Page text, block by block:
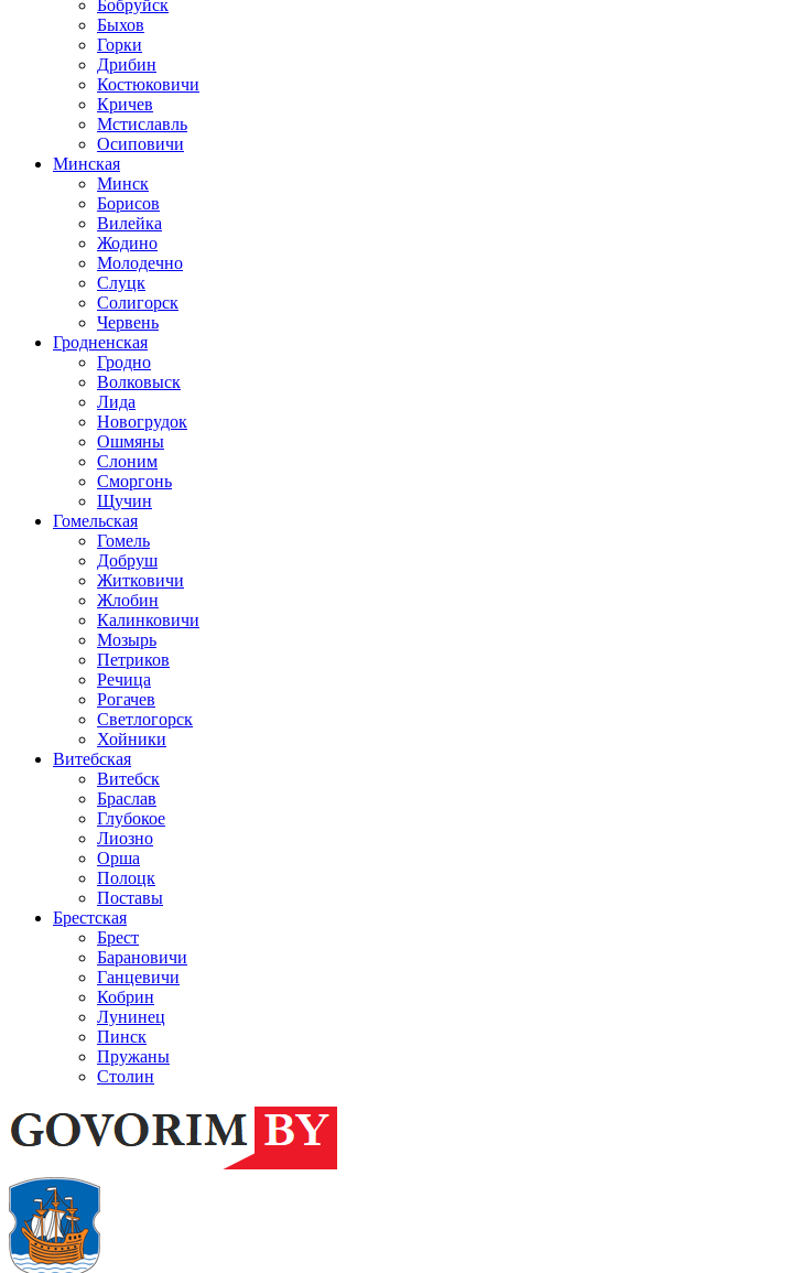
Бобруйск
Быхов
Горки
Дрибин
Костюковичи
Кричев
Мстиславль
Осиповичи
Минская
Минск
Борисов
Вилейка
Жодино
Молодечно
Слуцк
Солигорск
Червень
Гродненская
Гродно
Волковыск
Лида
Новогрудок
Ошмяны
Слоним
Сморгонь
Щучин
Гомельская
Гомель
Добруш
Житковичи
Жлобин
Калинковичи
Мозырь
Петриков
Речица
Рогачев
Светлогорск
Хойники
Витебская
Витебск
Браслав
Глубокое
Лиозно
Орша
Полоцк
Поставы
Брестская
Брест
Барановичи
Ганцевичи
Кобрин
Лунинец
Пинск
Пружаны
Столин